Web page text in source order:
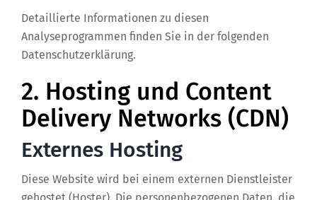
Detaillierte Informationen zu diesen
Analyseprogrammen finden Sie in der folgenden
Datenschutzerklärung.
2. Hosting und Content
Delivery Networks (CDN)
Externes Hosting
Diese Website wird bei einem externen Dienstleister